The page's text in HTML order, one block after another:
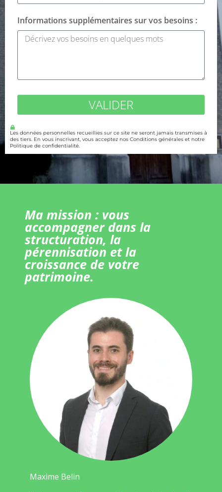
Informations supplémentaires sur vos besoins :
VALIDER
Les données personnelles recueillies sur ce site ne seront jamais transmises à
des tiers. En vous inscrivant, vous acceptez nos Conditions générales et notre
Politique de confidentialité.
Ma mission : vous
accompagner dans la
structuration, la
pérennisation et la
croissance de votre
patrimoine.
Maxime Belin